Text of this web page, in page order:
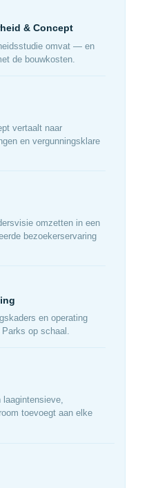
& Concept
omvat — en
de bouwkosten.
vertaalt naar
en vergunningsklare
omzetten in een
bezoekerservaring
en operating
op schaal.
laagintensieve,
toevoegt aan elke